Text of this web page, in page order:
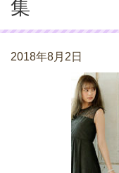
集
2018年8月2日